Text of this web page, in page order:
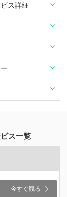
ス詳細
ス一覧
今すぐ観る